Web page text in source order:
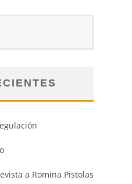
a Romina Pistolas